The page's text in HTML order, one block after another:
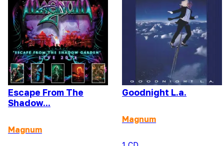
Escape From The
Shadow...
Magnum
Goodnight L.a.
Magnum